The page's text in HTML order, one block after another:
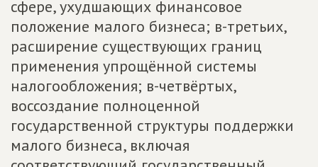
сфере, ухудшающих финансовое
положение малого бизнеса; в-третьих,
расширение существующих границ
применения упрощённой системы
налогообложения; в-четвёртых,
воссоздание полноценной
государственной структуры поддержки
малого бизнеса, включая